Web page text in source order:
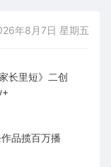
年8月7日 星期五
长里短》二创
品揽百万播